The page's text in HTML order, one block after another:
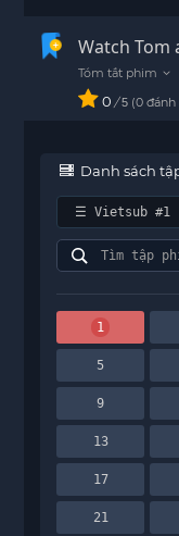
Watch Tom
3) Vietsub -
0 / 5 0 đánh
Danh sách
1
5
9
13
17
21